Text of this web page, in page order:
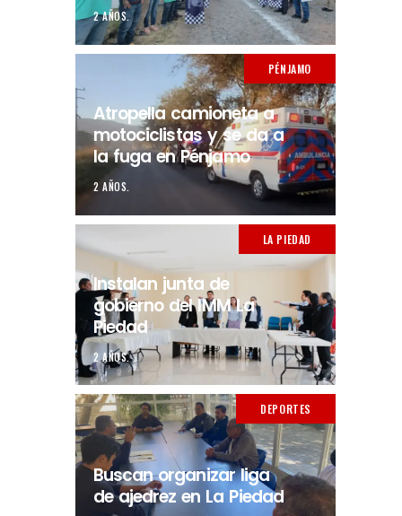
2 AÑOS.
PÉNJAMO
Atropella camioneta a
motociclistas y se da a
la fuga en Pénjamo
2 AÑOS.
LA PIEDAD
Instalan junta de
gobierno del IMM La
Piedad
2 AÑOS.
DEPORTES
Buscan organizar liga
de ajedrez en La Piedad